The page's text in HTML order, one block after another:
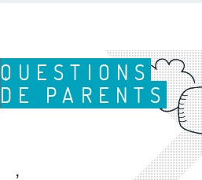
QUESTIONS
DE PARENTS
,